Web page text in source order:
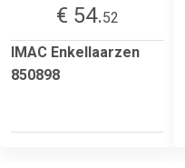
€ 54.52
IMAC Enkellaarzen
850898